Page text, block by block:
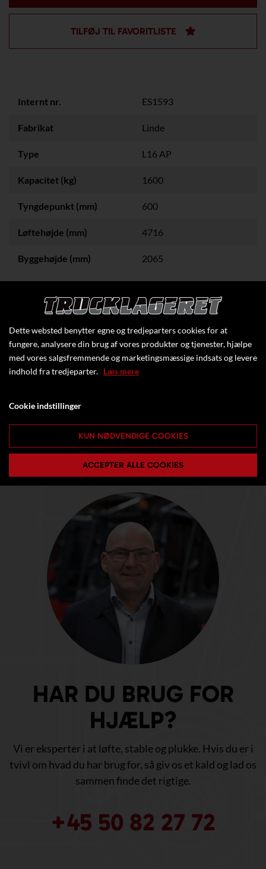
TILFØJ TIL FAVORITLISTE
Internt nr. ES1593
Fabrikat Linde
Type L16 AP
Kapacitet (kg) 1600
Tyngdepunkt (mm) 600
Løftehøjde (mm) 4716
Byggehøjde (mm) 2065
Klik her for at se flere specifikationer
HAR DU BRUG FOR
HJÆLP?
Vi er eksperter i at løfte, stable og plukke. Hvis du er i
tvivl om hvad du har brug for, så giv os et kald og lad os
sammen finde det rigtige.
+45 50 82 27 72
Dette websted benytter egne og tredjeparters cookies for at
fungere, analysere din brug af vores produkter og tjenester, hjælpe
med vores salgsfremmende og marketingsmæssige indsats og levere
indhold fra tredjeparter. Læs mere
Cookie indstillinger
KUN NØDVENDIGE COOKIES
ACCEPTER ALLE COOKIES